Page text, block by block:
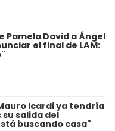
Pamela David a Ángel
el final de LAM:
Icardi ya tendría
salida del
buscando casa"